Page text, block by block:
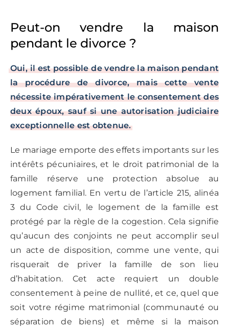
Peut-on vendre la maison
pendant le divorce ?
Oui, il est possible de vendre la maison pendant
la procédure de divorce, mais cette vente
nécessite impérativement le consentement des
deux époux, sauf si une autorisation judiciaire
exceptionnelle est obtenue.
Le mariage emporte des effets importants sur les
intérêts pécuniaires, et le droit patrimonial de la
famille réserve une protection absolue au
logement familial. En vertu de l’article 215, alinéa
3 du Code civil, le logement de la famille est
protégé par la règle de la cogestion. Cela signifie
qu’aucun des conjoints ne peut accomplir seul
un acte de disposition, comme une vente, qui
risquerait de priver la famille de son lieu
d’habitation. Cet acte requiert un double
consentement à peine de nullité, et ce, quel que
soit votre régime matrimonial (communauté ou
séparation de biens) et même si la maison